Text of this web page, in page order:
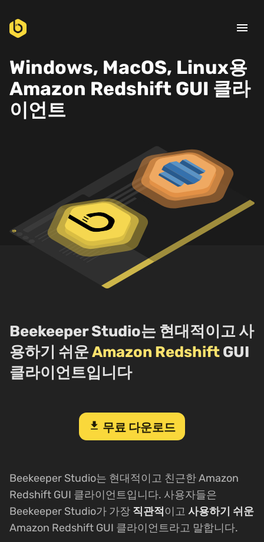
menu
Windows, MacOS, Linux용
Amazon Redshift GUI 클라
이언트
Beekeeper Studio는 현대적이고 사
용하기 쉬운 Amazon Redshift GUI
클라이언트입니다
download 무료 다운로드
Beekeeper Studio는 현대적이고 친근한 Amazon
Redshift GUI 클라이언트입니다. 사용자들은
Beekeeper Studio가 가장 직관적 이고 사용하기 쉬운
Amazon Redshift GUI 클라이언트라고 말합니다.